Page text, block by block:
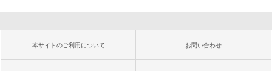
本サイトのご利用について お問い合わせ